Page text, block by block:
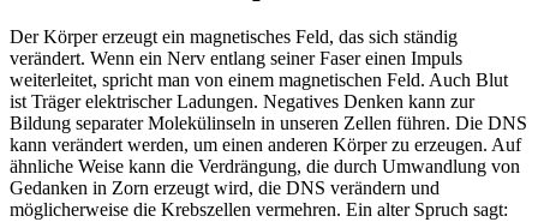
Der Körper erzeugt ein magnetisches Feld, das sich ständig
verändert. Wenn ein Nerv entlang seiner Faser einen Impuls
weiterleitet, spricht man von einem magnetischen Feld. Auch Blut
ist Träger elektrischer Ladungen. Negatives Denken kann zur
Bildung separater Molekülinseln in unseren Zellen führen. Die DNS
kann verändert werden, um einen anderen Körper zu erzeugen. Auf
ähnliche Weise kann die Verdrängung, die durch Umwandlung von
Gedanken in Zorn erzeugt wird, die DNS verändern und
möglicherweise die Krebszellen vermehren. Ein alter Spruch sagt: